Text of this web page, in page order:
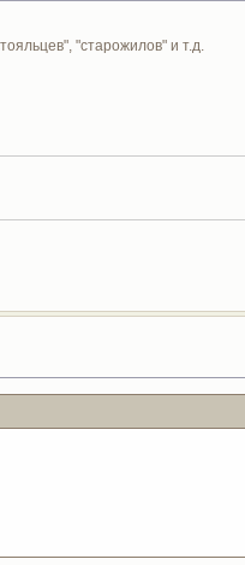
"старожилов" и т.д.